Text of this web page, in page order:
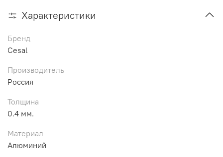
Характеристики
Бренд
Cesal
Производитель
Россия
Толщина
0.4 мм.
Материал
Алюминий